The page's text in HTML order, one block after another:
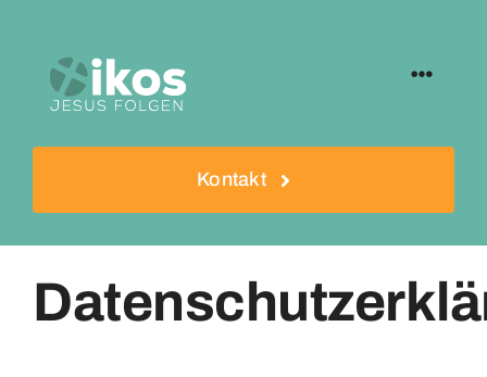
springen
Toggle
Kontakt